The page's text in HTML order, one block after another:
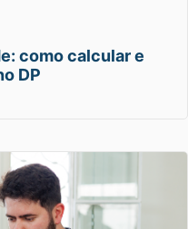
como calcular e
DP